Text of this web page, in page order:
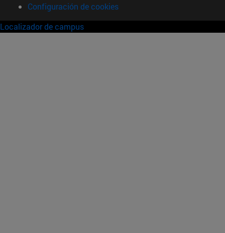
Configuración de cookies
Localizador de campus